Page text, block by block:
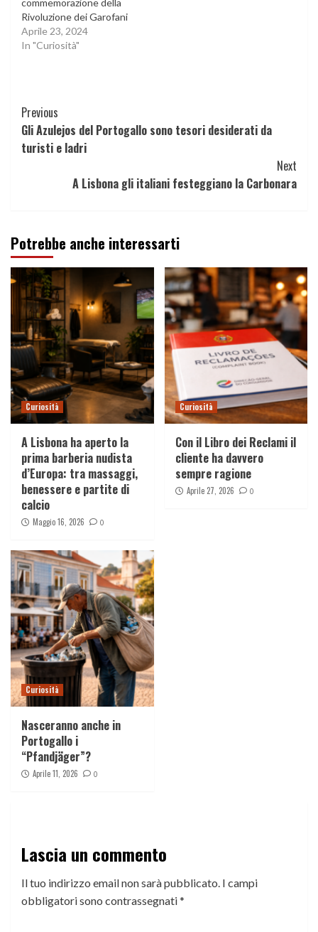
commemorazione della
Rivoluzione dei Garofani
Aprile 23, 2024
In "Curiosità"
Continue
Reading
Previous
Gli Azulejos del Portogallo sono tesori desiderati da
turisti e ladri
Next
A Lisbona gli italiani festeggiano la Carbonara
Potrebbe anche interessarti
Curiosità
A Lisbona ha aperto la
prima barberia nudista
d’Europa: tra massaggi,
benessere e partite di
calcio
Maggio 16, 2026 0
Curiosità
Con il Libro dei Reclami il
cliente ha davvero
sempre ragione
Aprile 27, 2026 0
Curiosità
Nasceranno anche in
Portogallo i
“Pfandjäger”?
Aprile 11, 2026 0
Lascia un commento
Il tuo indirizzo email non sarà pubblicato. I campi
obbligatori sono contrassegnati*